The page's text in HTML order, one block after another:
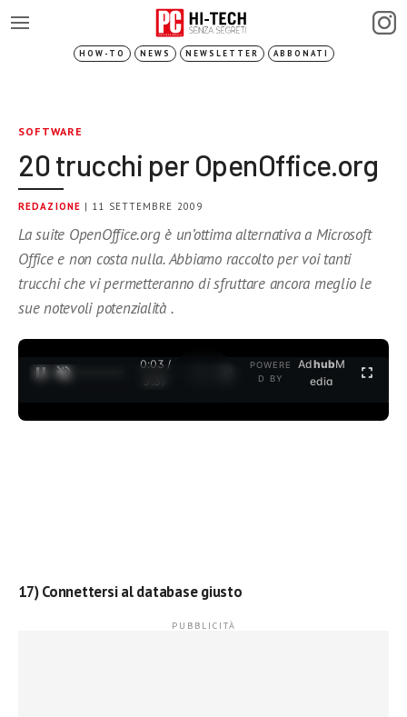
HOW-TO NEWS NEWSLETTER ABBONATI
SOFTWARE
20 trucchi per OpenOffice.org
REDAZIONE | 11 SETTEMBRE 2009
La suite OpenOffice.org è un’ottima alternativa a Microsoft
Office e non costa nulla. Abbiamo raccolto per voi tanti
trucchi che vi permetteranno di sfruttare ancora meglio le
sue notevoli potenzialità .
0:04 /
3:37
POWERE
D BY
AdhubM
edia
17) Connettersi al database giusto